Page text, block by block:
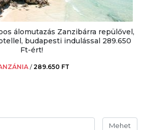
álomutazás Zanzibárra repülővel,
budapesti indulással 289.650
Ft-ért!
/289.650 FT
Mehet